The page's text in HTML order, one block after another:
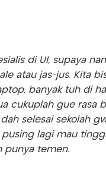
di UI, supaya
atau jas-jus. Kita
banyak tuh di
cukuplah gue rasa
selesai sekolah
lagi mau
punya temen.